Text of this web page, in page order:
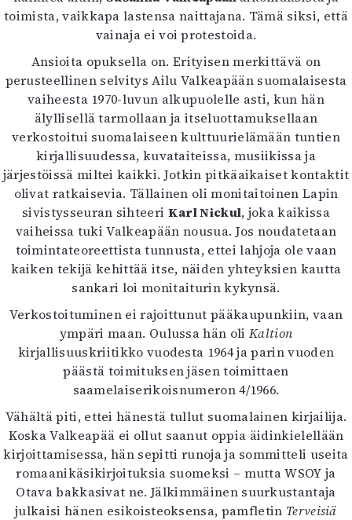
toimista, vaikkapa lastensa naittajana. Tämä siksi, että
vainaja ei voi protestoida.
Ansioita opuksella on. Erityisen merkittävä on
perusteellinen selvitys Ailu Valkeapään suomalaisesta
vaiheesta 1970-luvun alkupuolelle asti, kun hän
älyllisellä tarmollaan ja itseluottamuksellaan
verkostoitui suomalaiseen kulttuurielämään tuntien
kirjallisuudessa, kuvataiteissa, musiikissa ja
järjestöissä miltei kaikki. Jotkin pitkäaikaiset kontaktit
olivat ratkaisevia. Tällainen oli monitaitoinen Lapin
sivistysseuran sihteeri Karl Nickul, joka kaikissa
vaiheissa tuki Valkeapään nousua. Jos noudatetaan
toimintateoreettista tunnusta, ettei lahjoja ole vaan
kaiken tekijä kehittää itse, näiden yhteyksien kautta
sankari loi monitaiturin kykynsä.
Verkostoituminen ei rajoittunut pääkaupunkiin, vaan
ympäri maan. Oulussa hän oliKaltion
kirjallisuuskriitikko vuodesta 1964 ja parin vuoden
päästä toimituksen jäsen toimittaen
saamelaiserikoisnumeron 4/1966.
Vähältä piti, ettei hänestä tullut suomalainen kirjailija.
Koska Valkeapää ei ollut saanut oppia äidinkielellään
kirjoittamisessa, hän sepitti runoja ja sommitteli useita
romaanikäsikirjoituksia suomeksi – mutta WSOY ja
Otava bakkasivat ne. Jälkimmäinen suurkustantaja
julkaisi hänen esikoisteoksensa, pamfletin Terveisiä